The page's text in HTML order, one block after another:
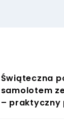
Świąteczna
samolotem
– praktyczny